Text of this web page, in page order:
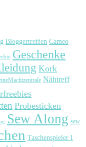
Bloggertreffen Cameo
Geschenke
Kork
Nähtreff
Probesticken
Sew Along sew
Taschenspieler I